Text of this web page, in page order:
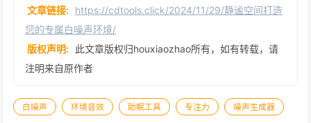
文章链接: https://cdtools.click/2024/11/29/静谧空间打造
您的专属白噪声环境/
版权声明: 此文章版权归houxiaozhao所有，如有转载，请
注明来自原作者
白噪声 环境音效 助眠工具 专注力 噪声生成器